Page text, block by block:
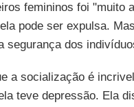
femininos foi "muito
pode ser expulsa.
segurança dos
a socialização é
teve depressão. Ela